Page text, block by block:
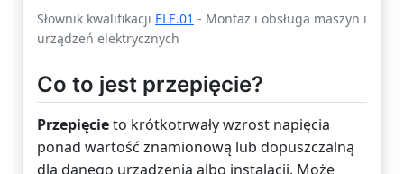
Słownik kwalifikacji ELE.01 - Montaż i obsługa maszyn i
urządzeń elektrycznych
Co to jest przepięcie?
Przepięcieto krótkotrwały wzrost napięcia
ponad wartość znamionową lub dopuszczalną
dla danego urządzenia albo instalacji. Może